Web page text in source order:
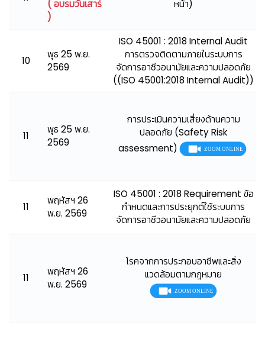
( อบรมวันเสาร์
)
หน้า)
10
พุธ 25 พ.ย.
2569
ISO 45001 : 2018 Internal Audit
การตรวจติดตามภายในระบบการ
จัดการอาชีวอนามัยและความปลอดภัย
((ISO 45001:2018 Internal Audit))
11
พุธ 25 พ.ย.
2569
การประเมินความเสี่ยงด้านความ
ปลอดภัย (Safety Risk
assessment)
11
พฤหัสฯ 26
พ.ย. 2569
ISO 45001 : 2018 Requirement ข้อ
กำหนดและการประยุกต์ใช้ระบบการ
จัดการอาชีวอนามัยและความปลอดภัย
11
พฤหัสฯ 26
พ.ย. 2569
โรคจากการประกอบอาชีพและสิ่ง
แวดล้อมตามกฎหมาย